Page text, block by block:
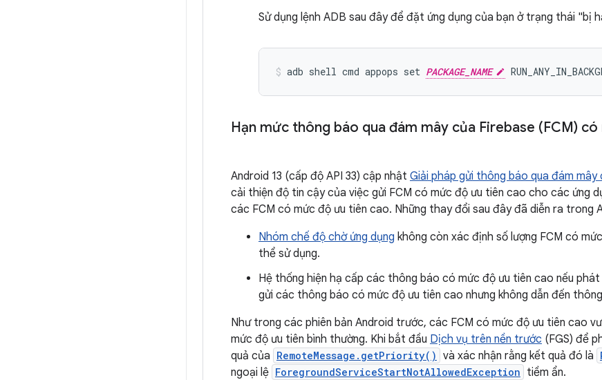
Sử dụng lệnh ADB sau đây để đặt ứng dụng của bạn ở trạng thái "bị
adb shell cmd appops set PACKAGE_NAME
Hạn mức thông báo qua đám mây của Firebase (FCM)
Android 13 (cấp độ API 33) cập nhật Giải pháp gửi thông báo qua đám mây
cải thiện độ tin cậy của việc gửi FCM có mức độ ưu tiên cao cho các ứng
các FCM có mức độ ưu tiên cao. Những thay đổi sau đây đã diễn ra trong
Nhóm chế độ chờ ứng dụng không còn xác định số lượng FCM có
thể sử dụng.
Hệ thống hiện hạ cấp các thông báo có mức độ ưu tiên cao nếu
gửi các thông báo có mức độ ưu tiên cao nhưng không dẫn đến
Như trong các phiên bản Android trước, các FCM có mức độ ưu tiên cao
mức độ ưu tiên bình thường. Khi bắt đầu Dịch vụ trên nền trước (FGS) để
quả của RemoteMessage.getPriority() và xác nhận rằng kết quả đó là
ngoại lệ ForegroundServiceStartNotAllowedException tiềm ẩn.